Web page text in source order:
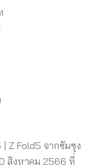
| Z Fold5 จากซัมซุง
สิงหาคม 2566 ที่